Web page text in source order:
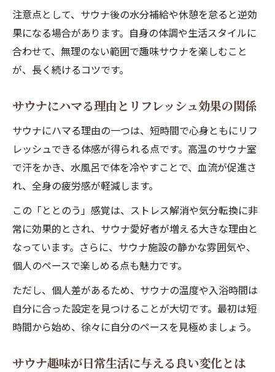
ト
サウナ習慣がもたらす心身の変化と実感
サウナ趣味メリットとリスクのバランス
ストレス解消ならサウナ習慣がおすすめ
サウナ趣味がストレスケアに役立つ仕組み
趣味サウナで心の余裕をつくる方法
サウナ習慣がメンタルケアに与える影響
サウナ趣味男・女ともに勧めたいリラック
ス術
サウナ趣味を続ける工夫とバランスの秘訣
サウナ趣味を継続するための工夫と方法
サウナに依存しすぎないバランスの保ち方
理由
サウナ趣味の頻度調整と体調管理のポイン
ト
サウナ趣味なんJで語られるリアルな体験談
注意点として、サウナ後の水分補給や休憩を怠ると逆効
果になる場合があります。自身の体調や生活スタイルに
合わせて、無理のない範囲で趣味サウナを楽しむこと
が、長く続けるコツです。
サウナにハマる理由とリフレッシュ効果の関係
サウナにハマる理由の一つは、短時間で心身ともにリフ
レッシュできる体感が得られる点です。高温のサウナ室
で汗をかき、水風呂で体を冷やすことで、血流が促進さ
れ、全身の疲労感が軽減します。
この「ととのう」感覚は、ストレス解消や気分転換に非
常に効果的とされ、サウナ愛好者が増える大きな理由と
なっています。さらに、サウナ施設の静かな雰囲気や、
個人のペースで楽しめる点も魅力です。
ただし、個人差があるため、サウナの温度や入浴時間は
自分に合った設定を見つけることが大切です。最初は短
時間から始め、徐々に自分のペースを見極めましょう。
サウナ趣味が日常生活に与える良い変化とは